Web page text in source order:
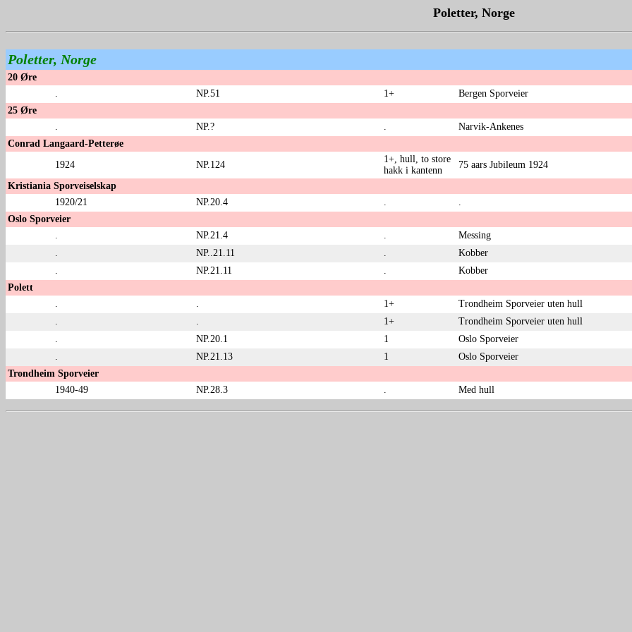
Poletter, Norge
Poletter, Norge
20 Øre
NP.51 1+ Bergen Sporveier
25 Øre
NP.? Narvik-Ankenes
Conrad Langaard-Petterøe
1924
NP.124
1+, hull, to store
hakk i kantenn
75 aars Jubileum 1924
Kristiania Sporveiselskap
1920/21
NP.20.4
Oslo Sporveier
NP.21.4 Messing
NP..21.11 Kobber
NP.21.11 Kobber
Polett
1+ Trondheim Sporveier uten hull
1+ Trondheim Sporveier uten hull
NP.20.1 1 Oslo Sporveier
NP.21.13 1 Oslo Sporveier
Trondheim Sporveier
1940-49
NP.28.3 Med hull